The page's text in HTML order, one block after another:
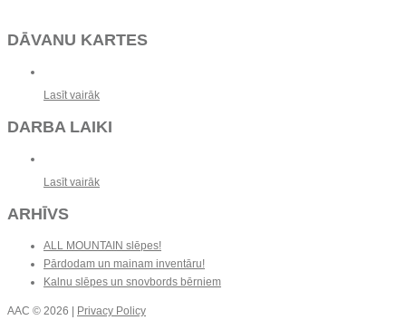
DĀVANU KARTES
Lasīt vairāk
DARBA LAIKI
Lasīt vairāk
ARHĪVS
ALL MOUNTAIN slēpes!
Pārdodam un mainam inventāru!
Kalnu slēpes un snovbords bērniem
AAC © 2026 | Privacy Policy